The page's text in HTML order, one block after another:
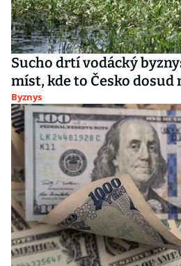
Sucho drtí vodácký
míst, kde to Česko dosud
Byznys